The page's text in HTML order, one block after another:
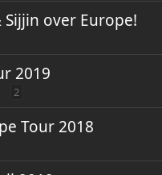
over Europe!
2019
2
Tour 2018